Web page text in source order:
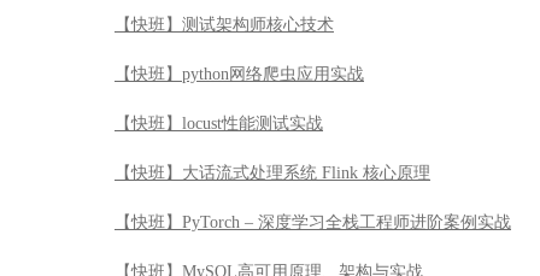
【快班】测试架构师核心技术
【快班】python网络爬虫应用实战
【快班】locust性能测试实战
【快班】大话流式处理系统 Flink 核心原理
【快班】PyTorch – 深度学习全栈工程师进阶案例实战
【快班】MySQL高可用原理、架构与实战